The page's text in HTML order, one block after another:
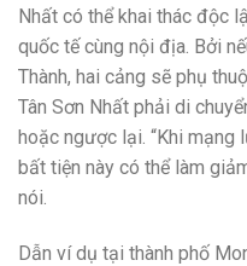
Nhất có thể khai thác độc
quốc tế cùng nội địa. Bởi
Thành, hai cảng sẽ phụ
Tân Sơn Nhất phải di
hoặc ngược lại. “Khi mạng
bất tiện này có thể làm
nói.
Dẫn ví dụ tại thành phố